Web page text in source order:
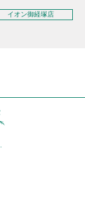
イオン御経塚店